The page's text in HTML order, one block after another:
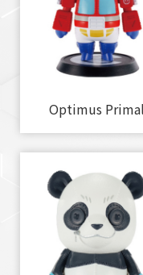
Optimus Primal